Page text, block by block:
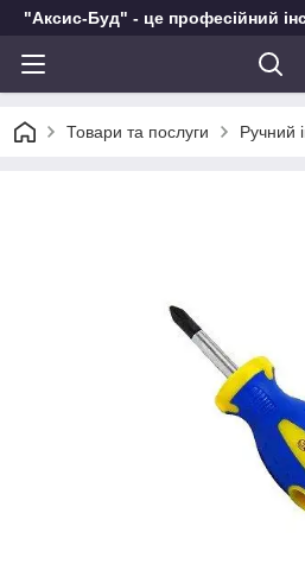
"Аксис-Буд" - це професійний
Товари та послуги Ручний